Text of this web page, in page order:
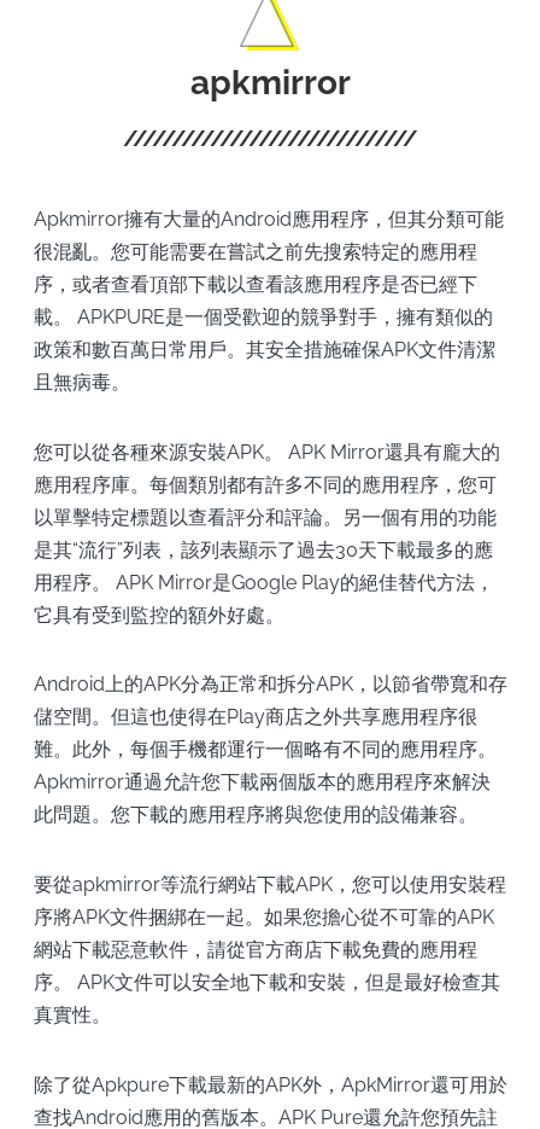
apkmirror
Apkmirror擁有大量的Android應用程序，但其分類可能
很混亂。您可能需要在嘗試之前先搜索特定的應用程
序，或者查看頂部下載以查看該應用程序是否已經下
載。 APKPURE是一個受歡迎的競爭對手，擁有類似的
政策和數百萬日常用戶。其安全措施確保APK文件清潔
且無病毒。
您可以從各種來源安裝APK。 APK Mirror還具有龐大的
應用程序庫。每個類別都有許多不同的應用程序，您可
以單擊特定標題以查看評分和評論。另一個有用的功能
是其“流行”列表，該列表顯示了過去30天下載最多的應
用程序。 APK Mirror是Google Play的絕佳替代方法，
它具有受到監控的額外好處。
Android上的APK分為正常和拆分APK，以節省帶寬和存
儲空間。但這也使得在Play商店之外共享應用程序很
難。此外，每個手機都運行一個略有不同的應用程序。
Apkmirror通過允許您下載兩個版本的應用程序來解決
此問題。您下載的應用程序將與您使用的設備兼容。
要從apkmirror等流行網站下載APK，您可以使用安裝程
序將APK文件捆綁在一起。如果您擔心從不可靠的APK
網站​​下載惡意軟件，請從官方商店下載免費的應用程
序。 APK文件可以安全地下載和安裝，但是最好檢查其
真實性。
除了從Apkpure下載最新的APK外，ApkMirror還可用於
查找Android應用的舊版本。APK Pure還允許您預先註